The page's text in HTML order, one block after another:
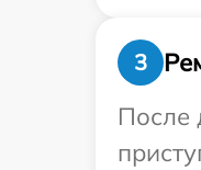
3
После